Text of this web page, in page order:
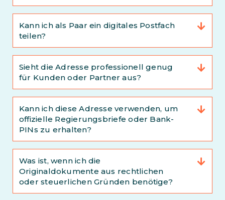
Kann ich als Paar ein digitales Postfach
teilen?
Sieht die Adresse professionell genug
für Kunden oder Partner aus?
Kann ich diese Adresse verwenden, um
offizielle Regierungsbriefe oder Bank-
PINs zu erhalten?
Was ist, wenn ich die
Originaldokumente aus rechtlichen
oder steuerlichen Gründen benötige?